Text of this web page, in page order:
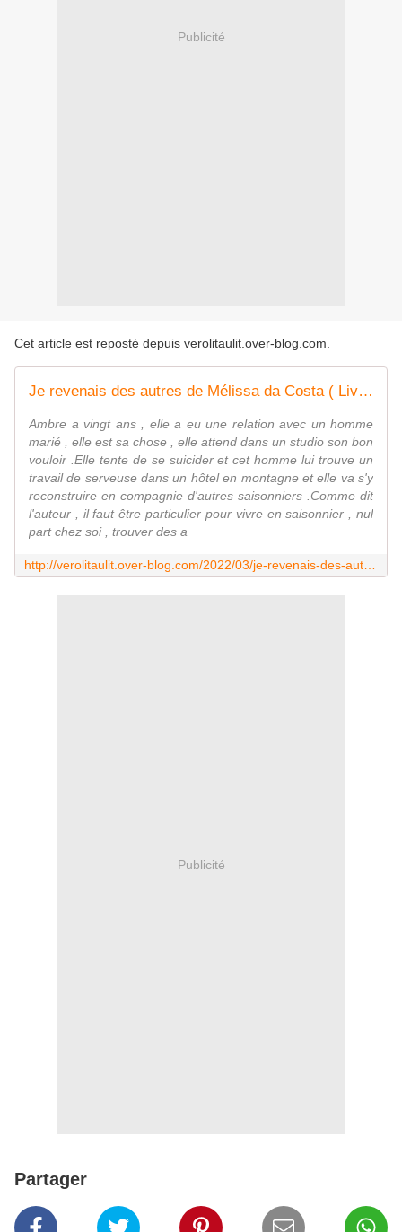
Publicité
Cet article est reposté depuis verolitaulit.over-blog.com
Je revenais des autres de Mélissa da Costa ( Livre de Poche)
Ambre a vingt ans , elle a eu une relation avec un homme
marié , elle est sa chose , elle attend dans un studio son bon
vouloir .Elle tente de se suicider et cet homme lui trouve un
travail de serveuse dans un hôtel en montagne et elle va s'y
reconstruire en compagnie d'autres saisonniers .Comme dit
l'auteur , il faut être particulier pour vivre en saisonnier , nul
part chez soi , trouver des a
Publicité
Partager